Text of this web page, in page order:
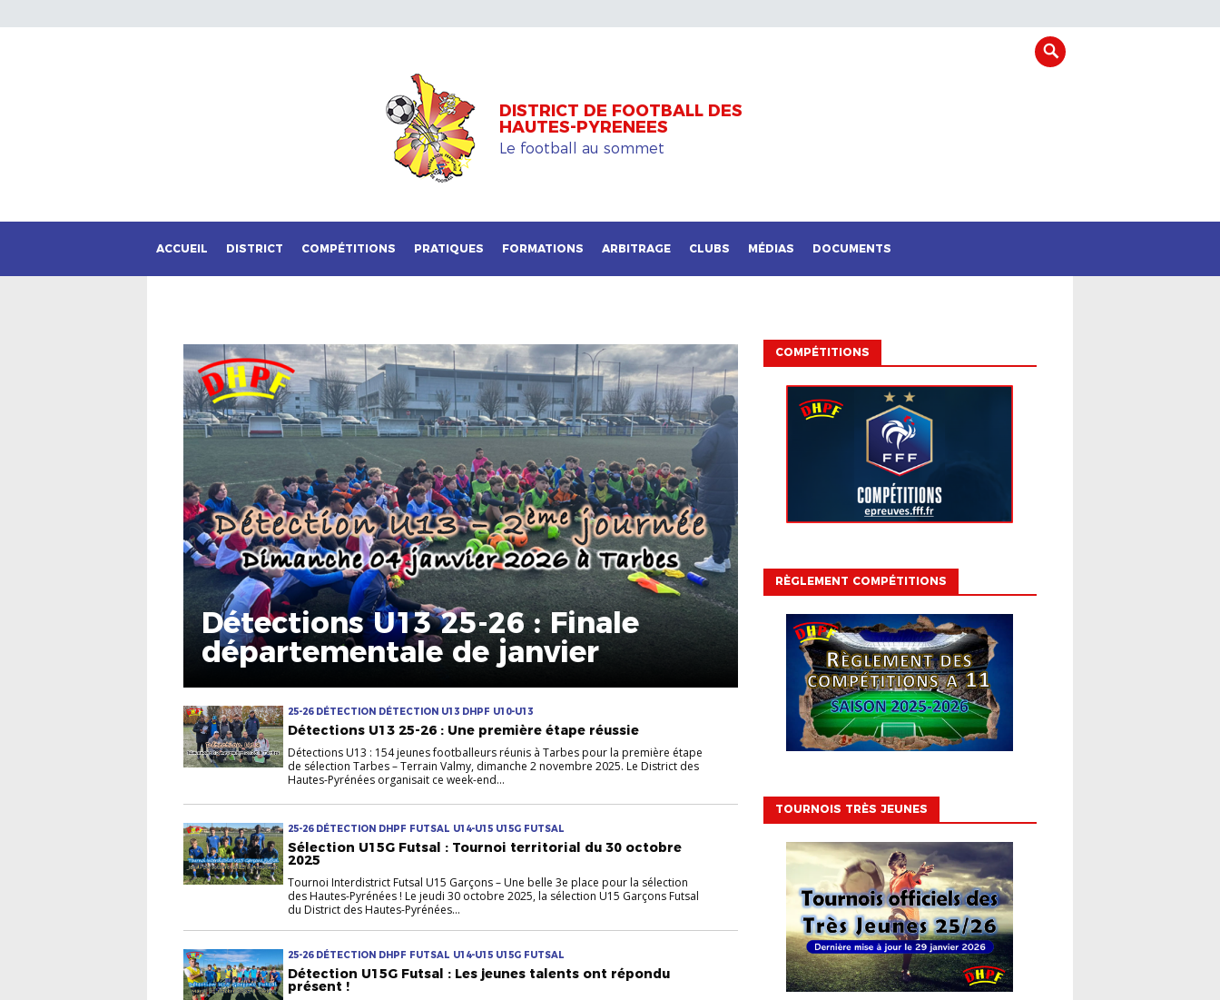
DISTRICT DE FOOTBALL DES
HAUTES-PYRENEES
Le football au sommet
ACCUEIL DISTRICT COMPÉTITIONS PRATIQUES FORMATIONS ARBITRAGE CLUBS MÉDIAS DOCUMENTS
Détections U13 25-26 : Finale
départementale de janvier
25-26 DÉTECTION DÉTECTION U13 DHPF U10-U13
Détections U13 25-26 : Une première étape réussie
Détections U13 : 154 jeunes footballeurs réunis à Tarbes pour la première étape
de sélection Tarbes – Terrain Valmy, dimanche 2 novembre 2025. Le District des
Hautes-Pyrénées organisait ce week-end...
25-26 DÉTECTION DHPF FUTSAL U14-U15 U15G FUTSAL
Sélection U15G Futsal : Tournoi territorial du 30 octobre
2025
Tournoi Interdistrict Futsal U15 Garçons – Une belle 3e place pour la sélection
des Hautes-Pyrénées ! Le jeudi 30 octobre 2025, la sélection U15 Garçons Futsal
du District des Hautes-Pyrénées...
25-26 DÉTECTION DHPF FUTSAL U14-U15 U15G FUTSAL
Détection U15G Futsal : Les jeunes talents ont répondu
présent !
COMPÉTITIONS
RÈGLEMENT COMPÉTITIONS
TOURNOIS TRÈS JEUNES